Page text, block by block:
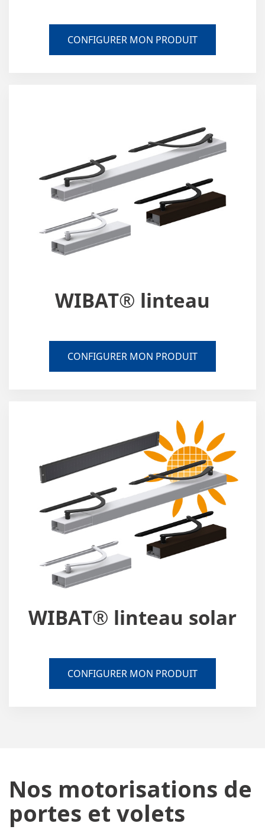
CONFIGURER MON PRODUIT
WIBAT® linteau
CONFIGURER MON PRODUIT
WIBAT® linteau solar
CONFIGURER MON PRODUIT
Nos motorisations de
portes et volets